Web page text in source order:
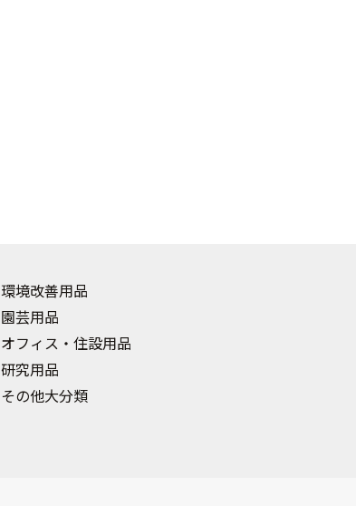
環境改善用品
園芸用品
オフィス・住設用品
研究用品
その他大分類